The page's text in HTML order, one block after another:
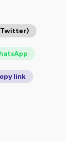
votre vie,
link